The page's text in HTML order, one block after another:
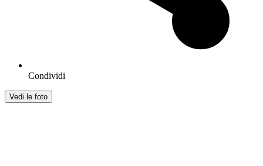
Condividi
Vedi le foto